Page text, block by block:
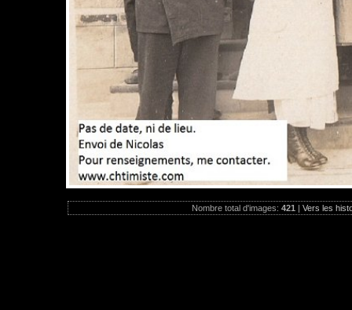
Nombre total d'images: 421 | Vers les